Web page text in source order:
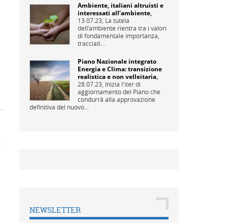
Ambiente, italiani altruisti e
interessati all’ambiente,
13.07.23, La tutela
dell’ambiente rientra tra i valori
di fondamentale importanza,
tracciati...
Piano Nazionale integrato
Energia e Clima: transizione
realistica e non velleitaria,
28.07.23, Inizia l'iter di
aggiornamento del Piano che
condurrà alla approvazione
definitiva del nuovo...
NEWSLETTER